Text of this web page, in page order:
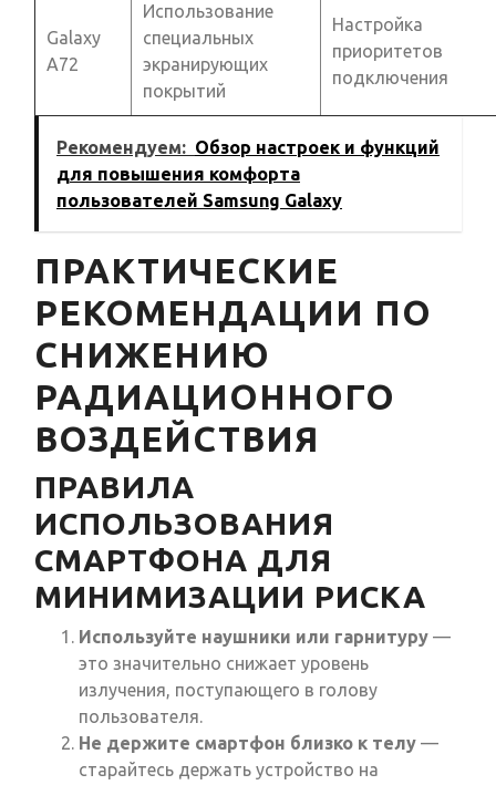
Galaxy
A72
Использование
специальных
экранирующих
покрытий
Настройка
приоритетов
подключения
Рекомендуем: Обзор настроек и функций
для повышения комфорта
пользователей Samsung Galaxy
ПРАКТИЧЕСКИЕ
РЕКОМЕНДАЦИИ ПО
СНИЖЕНИЮ
РАДИАЦИОННОГО
ВОЗДЕЙСТВИЯ
ПРАВИЛА
ИСПОЛЬЗОВАНИЯ
СМАРТФОНА ДЛЯ
МИНИМИЗАЦИИ РИСКА
Используйте наушники или гарнитуру —
это значительно снижает уровень
излучения, поступающего в голову
пользователя.
Не держите смартфон близко к телу —
старайтесь держать устройство на